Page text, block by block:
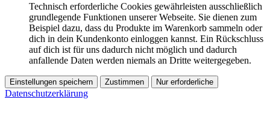
Technisch erforderliche Cookies gewährleisten ausschließlich
grundlegende Funktionen unserer Webseite. Sie dienen zum
Beispiel dazu, dass du Produkte im Warenkorb sammeln oder
dich in dein Kundenkonto einloggen kannst. Ein Rückschluss
auf dich ist für uns dadurch nicht möglich und dadurch
anfallende Daten werden niemals an Dritte weitergegeben.
Einstellungen speichern Zustimmen Nur erforderliche
Datenschutzerklärung